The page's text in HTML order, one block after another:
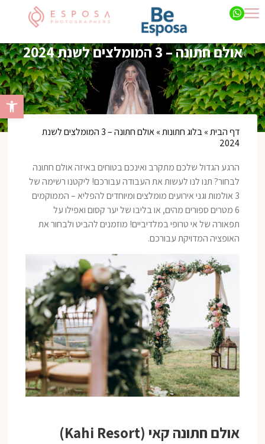
פתח
אולם חתונה – 3 המומלצים לשנת 2024
דף הבית»בלוג חתונות»
אולם חתונה – 3 המומלצים לשנת
2024
הרגע הגדול שלכם מתקרב ואינכם בטוחים באיזה אולם חתונה
לבחור? תנו לנו לעשות את העבודה עבורכם! ליקטנו רשימה של
3 אולמות וגני אירועים מומלצים ומיוחדים להפליא – הממוקמים
6 מטרים ספורים מהים, או בליבו של יער קסום ואפילו על
תפאורה של אי טרופי במלדיביים! מוזמנים להביט ולבחור את
האופציה המדויקת עבורכם.
אולם חתונה קאי (Kahi Resort)